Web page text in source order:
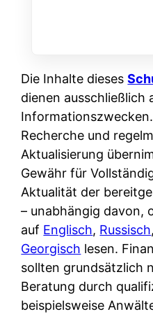
h
i
e
r
e
n
r
u
s
s
i
s
c
h
W
t
i
r
k
c
n
d
e
r
S
c
h
u
t
z
d
e
r
Die Inhalte dieses
dienen ausschließlich
Recherche und
Aktualisierung
Gewähr für
Aktualität der
– unabhängig davon,
auf Englisch, Russisch,
Georgisch lesen.
sollten grundsätzlich
Beratung durch
beispielsweise